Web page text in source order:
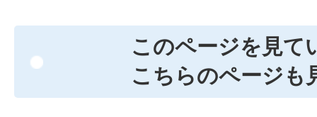
このページを見て
こちらのページも